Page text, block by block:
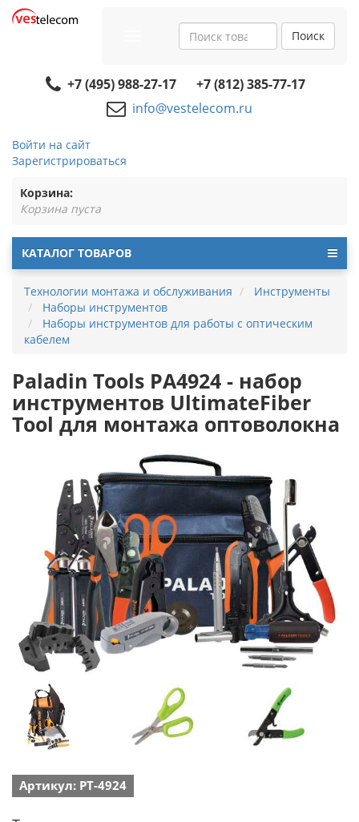
navigation
Поиск
+7 (495) 988-27-17
+7 (812) 385-77-17
info@vestelecom.ru
Войти на сайт
Зарегистрироваться
Корзина:
Корзина пуста
КАТАЛОГ ТОВАРОВ
Технологии монтажа и обслуживания
Инструменты
Наборы инструментов
Наборы инструментов для работы с оптическим
кабелем
Paladin Tools PA4924 - набор
инструментов UltimateFiber
Tool для монтажа оптоволокна
Артикул: PT-4924